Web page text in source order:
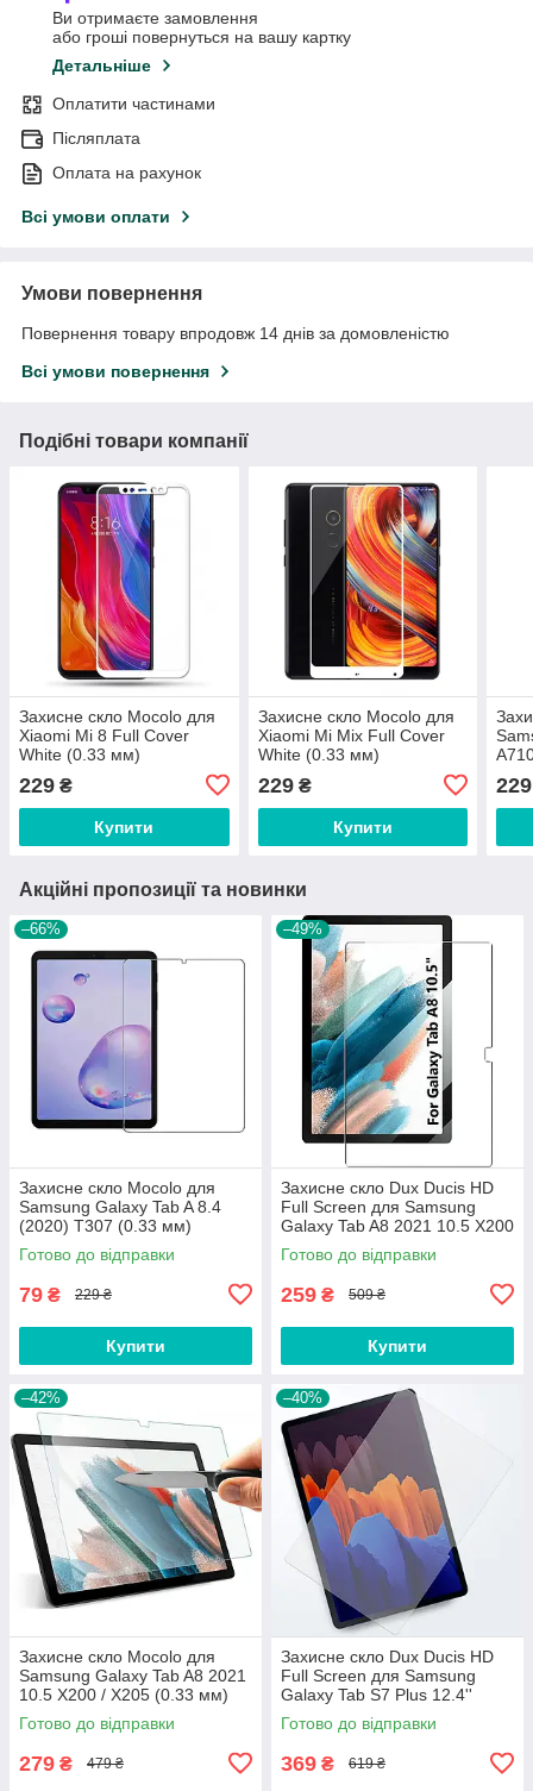
Ви отримаєте замовлення
або гроші повернуться на вашу картку
Детальніше
Оплатити частинами
Післяплата
Оплата на рахунок
Всі умови оплати
Умови повернення
Повернення товару впродовж 14 днів за домовленістю
Всі умови повернення
Подібні товари компанії
Захисне скло Mocolo для
Xiaomi Mi 8 Full Cover
White (0.33 мм)
229 ₴
Купити
Захисне скло Mocolo для
Xiaomi Mi Mix Full Cover
White (0.33 мм)
229₴
Купити
229
Акційні пропозиції та новинки
–66%
Захисне скло Mocolo для
Samsung Galaxy Tab A 8.4
(2020) T307 (0.33 мм)
Готово до відправки
79 ₴ 229 ₴
Купити
–49%
Захисне скло Dux Ducis HD
Full Screen для Samsung
Galaxy Tab A8 2021 10.5 X200
/ X205 (0.33 мм)
Готово до відправки
259 ₴ 509 ₴
Купити
–42%
Захисне скло Mocolo для
Samsung Galaxy Tab A8 2021
10.5 X200 / X205 (0.33 мм)
Готово до відправки
279 ₴ 479 ₴
–40%
Захисне скло Dux Ducis HD
Full Screen для Samsung
Galaxy Tab S7 Plus 12.4''
T975 (0.33 мм)
Готово до відправки
369 ₴ 619 ₴